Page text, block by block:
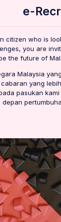
e-
citizen who is
you are
the future of
Malaysia
yang
pasukan
depan